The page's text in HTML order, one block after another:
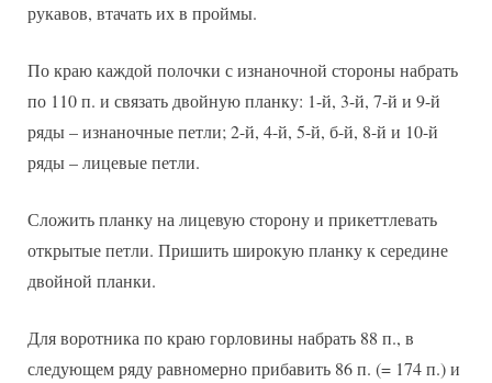
рукавов, втачать их в проймы.
По краю каждой полочки с изнаночной стороны набрать
по 110 п. и связать двойную планку: 1-й, 3-й, 7-й и 9-й
ряды – изнаночные петли; 2-й, 4-й, 5-й, б-й, 8-й и 10-й
ряды – лицевые петли.
Сложить планку на лицевую сторону и прикеттлевать
открытые петли. Пришить широкую планку к середине
двойной планки.
Для воротника по краю горловины набрать 88 п., в
следующем ряду равномерно прибавить 86 п. (= 174 п.) и